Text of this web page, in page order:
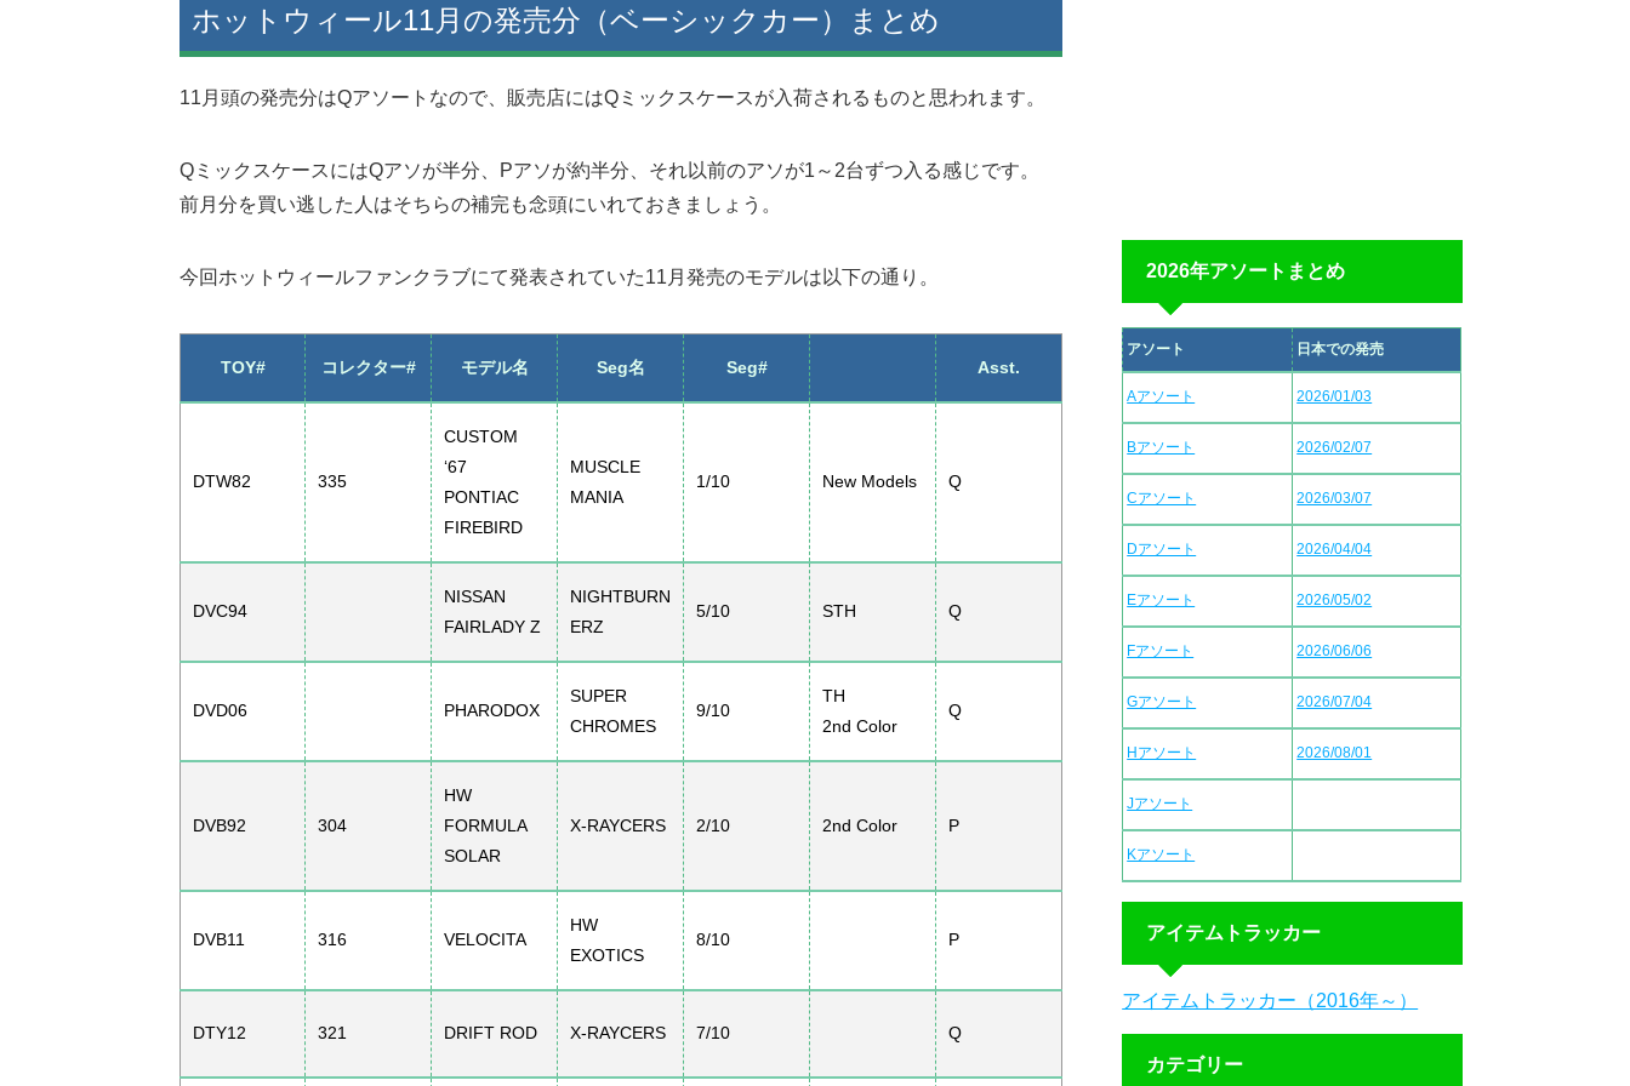
ホットウィール11月の発売分（ベーシックカー）まとめ
11月頭の発売分はQアソートなので、販売店にはQミックスケースが入荷されるものと思われます。
QミックスケースにはQアソが半分、Pアソが約半分、それ以前のアソが1～2台ずつ入る感じです。
前月分を買い逃した人はそちらの補完も念頭にいれておきましょう。
今回ホットウィールファンクラブにて発表されていた11月発売のモデルは以下の通り。
TOY# コレクター# モデル名 Seg名 Seg# Asst.
DTW82 335
CUSTOM
‘67
PONTIAC
FIREBIRD
MUSCLE
MANIA
1/10 New Models Q
DVC94
NISSAN
FAIRLADY Z
NIGHTBURN
ERZ
5/10 STH Q
DVD06 PHARODOX
SUPER
CHROMES
9/10
TH
2nd Color
Q
DVB92 304
HW
FORMULA
SOLAR
X-RAYCERS 2/10 2nd Color P
DVB11 316 VELOCITA
HW
EXOTICS
8/10 P
DTY12 321 DRIFT ROD X-RAYCERS 7/10 Q
2026年アソートまとめ
アソート 日本での発売
Aアソート 2026/01/03
Bアソート 2026/02/07
Cアソート 2026/03/07
Dアソート 2026/04/04
Eアソート 2026/05/02
Fアソート 2026/06/06
Gアソート 2026/07/04
Hアソート 2026/08/01
Jアソート
Kアソート
アイテムトラッカー
アイテムトラッカー（2016年～）
カテゴリー